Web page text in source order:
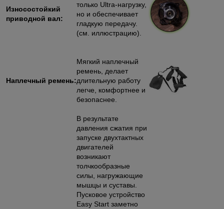
Износостойкий
приводной вал:
только Ultra-нагрузку,
но и обеспечивает
гладкую передачу.
(см. иллюстрацию).
Наплечный ремень:
Мягкий наплечный
ремень, делает
длительную работу
легче, комфортнее и
безопаснее.
В результате
давления сжатия при
запуске двухтактных
двигателей
возникают
толчкообразные
силы, нагружающие
мышцы и суставы.
Пусковое устройство
Еasy Start заметно